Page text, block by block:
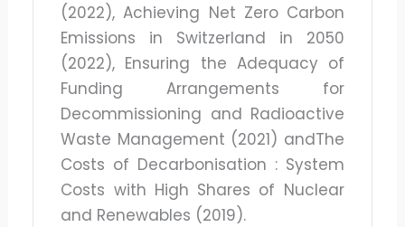
(2022), Achieving Net Zero Carbon
Emissions in Switzerland in 2050
(2022), Ensuring the Adequacy of
Funding Arrangements for
Decommissioning and Radioactive
Waste Management (2021) andThe
Costs of Decarbonisation : System
Costs with High Shares of Nuclear
and Renewables (2019).